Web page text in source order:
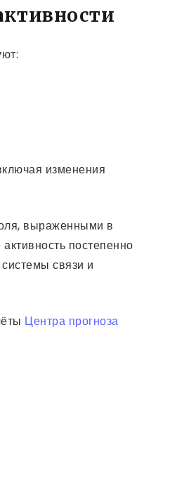
изменения
выраженными в
постепенно
связи и
Центра прогноза